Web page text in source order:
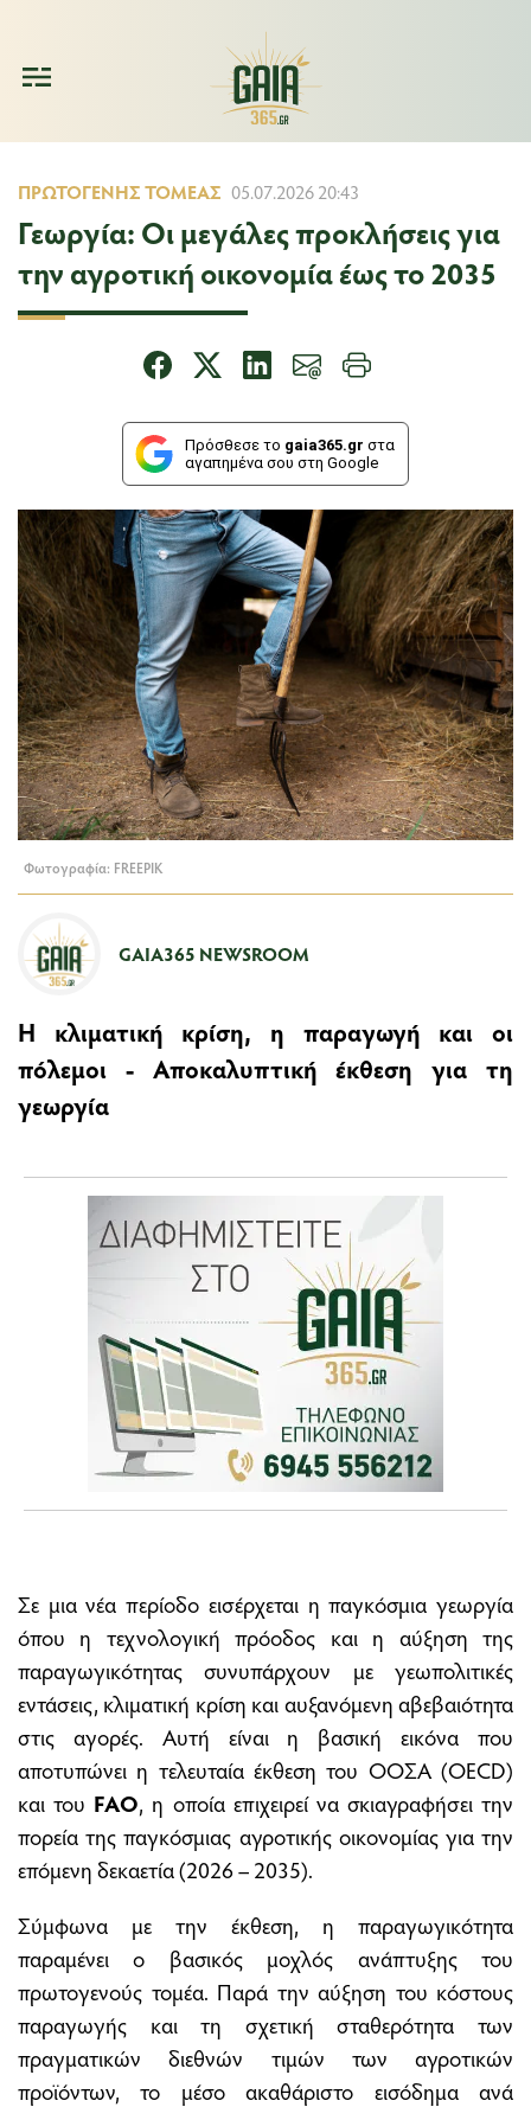
ΠΡΩΤΟΓΕΝΉΣ ΤΟΜΈΑΣ 05.07.2026 20:43
Γεωργία: Οι μεγάλες προκλήσεις για
την αγροτική οικονομία έως το 2035
Πρόσθεσε το gaia365.gr στα
αγαπημένα σου στη Google
Φωτογραφία: FREEPIK
GAIA365 NEWSROOM
Η κλιματική κρίση, η παραγωγή και οι
πόλεμοι - Αποκαλυπτική έκθεση για τη
γεωργία
Σε μια νέα περίοδο εισέρχεται η παγκόσμια γεωργία
όπου η τεχνολογική πρόοδος και η αύξηση της
παραγωγικότητας συνυπάρχουν με γεωπολιτικές
εντάσεις, κλιματική κρίση και αυξανόμενη αβεβαιότητα
στις αγορές. Αυτή είναι η βασική εικόνα που
αποτυπώνει η τελευταία έκθεση του ΟΟΣΑ (OECD)
και του FAO, η οποία επιχειρεί να σκιαγραφήσει την
πορεία της παγκόσμιας αγροτικής οικονομίας για την
επόμενη δεκαετία (2026 – 2035).
Σύμφωνα με την έκθεση, η παραγωγικότητα
παραμένει ο βασικός μοχλός ανάπτυξης του
πρωτογενούς τομέα. Παρά την αύξηση του κόστους
παραγωγής και τη σχετική σταθερότητα των
πραγματικών διεθνών τιμών των αγροτικών
προϊόντων, το μέσο ακαθάριστο εισόδημα ανά